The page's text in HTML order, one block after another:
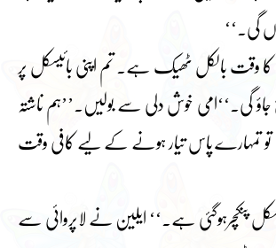
گی۔‘‘
وقت بالکل ٹھیک ہے۔ تم اپنی بائیسکل پر
گی۔‘‘امی خوش دلی سے بولیں۔’’ہم ناشتہ
تو تمہارے پاس تیار ہونے کے لیے کافی وقت
پنکچرہوگئی ہے۔‘‘ ایلین نے لاپروائی سے